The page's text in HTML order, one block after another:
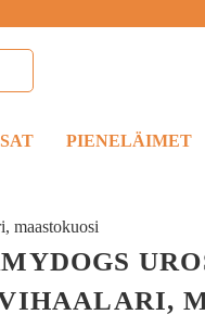
PIENELÄIMET
maastokuosi